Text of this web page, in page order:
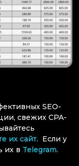
SEO-
свежих CPA-
их сайт. Если у
их в Telegram.